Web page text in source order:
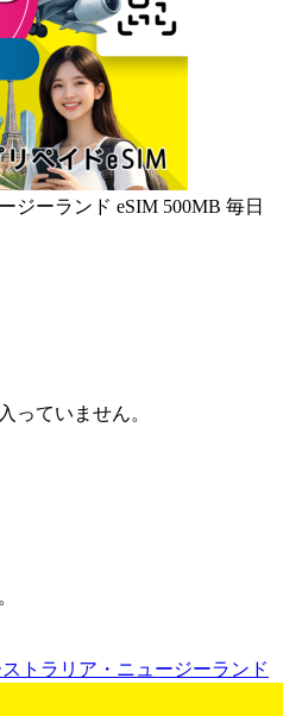
ジーランド eSIM 500MB 毎日
っていません。
トラリア・ニュージーランド